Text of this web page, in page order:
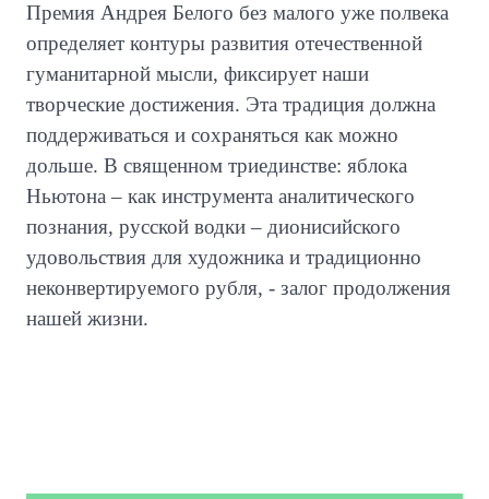
Премия Андрея Белого без малого уже полвека
определяет контуры развития отечественной
гуманитарной мысли, фиксирует наши
творческие достижения. Эта традиция должна
поддерживаться и сохраняться как можно
дольше. В священном триединстве: яблока
Ньютона – как инструмента аналитического
познания, русской водки – дионисийского
удовольствия для художника и традиционно
неконвертируемого рубля, - залог продолжения
нашей жизни.